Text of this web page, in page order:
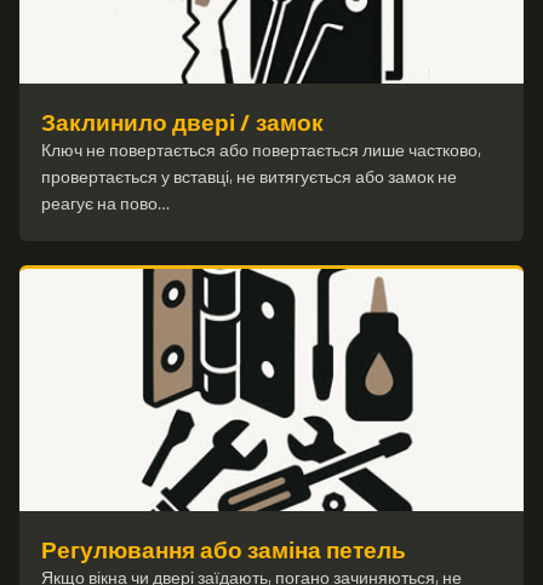
Заклинило двері / замок
Ключ не повертається або повертається лише частково,
провертається у вставці, не витягується або замок не
реагує на пово…
Регулювання або заміна петель
Якщо вікна чи двері заїдають, погано зачиняються, не